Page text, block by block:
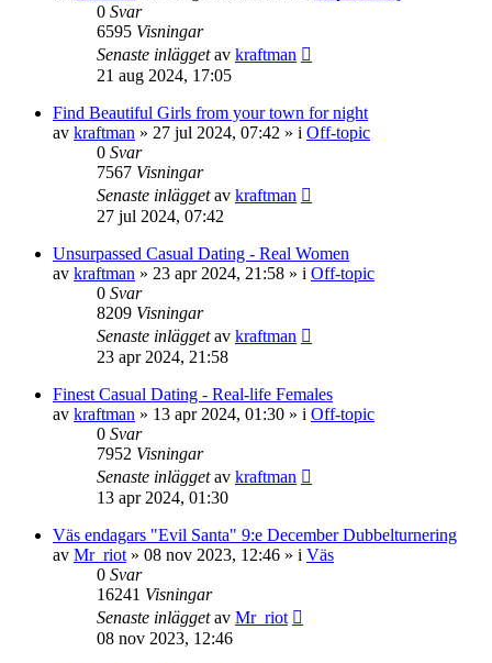
0 Svar
6595 Visningar
Senaste inläggetav kraftman
21 aug 2024, 17:05
Find Beautiful Girls from your town for night
av kraftman » 27 jul 2024, 07:42 » i Off-topic
0 Svar
7567 Visningar
Senaste inläggetav kraftman
27 jul 2024, 07:42
Unsurpassed Сasual Dating - Real Women
av kraftman » 23 apr 2024, 21:58 » i Off-topic
0 Svar
8209 Visningar
Senaste inläggetav kraftman
23 apr 2024, 21:58
Finest Сasual Dating - Real-life Females
av kraftman » 13 apr 2024, 01:30 » i Off-topic
0 Svar
7952 Visningar
Senaste inläggetav kraftman
13 apr 2024, 01:30
Väs endagars "Evil Santa" 9:e December Dubbelturnering
av Mr_riot » 08 nov 2023, 12:46 » i Väs
0 Svar
16241 Visningar
Senaste inläggetav Mr_riot
08 nov 2023, 12:46